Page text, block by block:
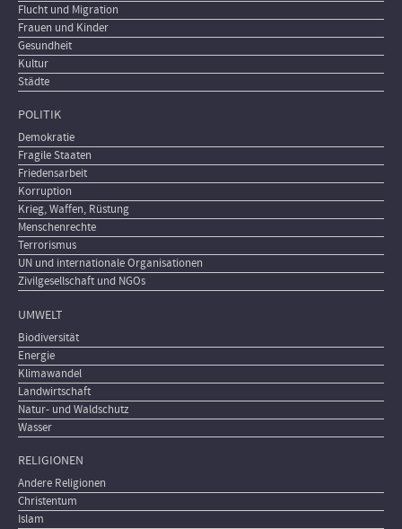
Flucht und Migration
Frauen und Kinder
Gesundheit
Kultur
Städte
POLITIK
Demokratie
Fragile Staaten
Friedensarbeit
Korruption
Krieg, Waffen, Rüstung
Menschenrechte
Terrorismus
UN und internationale Organisationen
Zivilgesellschaft und NGOs
UMWELT
Biodiversität
Energie
Klimawandel
Landwirtschaft
Natur- und Waldschutz
Wasser
RELIGIONEN
Andere Religionen
Christentum
Islam